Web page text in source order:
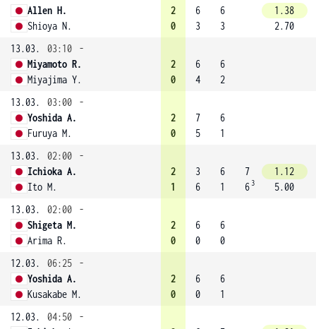
Allen H.
Shioya N.
2
0
6
3
6
3
1.38
2.70
13.03.
03:10
-
Miyamoto R.
Miyajima Y.
2
0
6
4
6
2
13.03.
03:00
-
Yoshida A.
Furuya M.
2
0
7
5
6
1
13.03.
02:00
-
Ichioka A.
Ito M.
2
1
3
6
6
1
7
6 3
1.12
5.00
13.03.
02:00
-
Shigeta M.
Arima R.
2
0
6
0
6
0
12.03.
06:25
-
Yoshida A.
Kusakabe M.
2
0
6
0
6
1
12.03.
04:50
-